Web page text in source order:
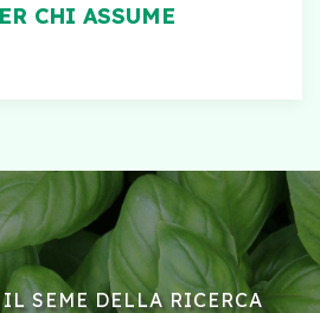
CHI ASSUME
IL SEME DELLA RICERCA